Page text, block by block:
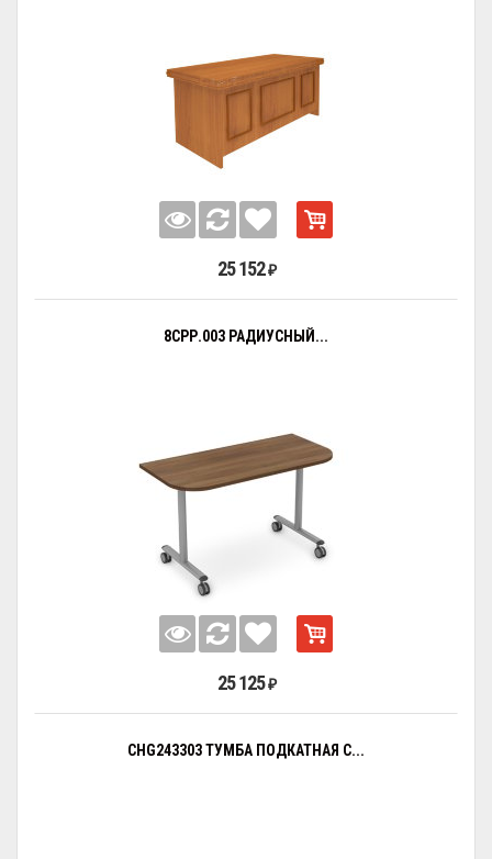
25 152 ₽
8СРР.003 РАДИУСНЫЙ...
25 125 ₽
CHG243303 ТУМБА ПОДКАТНАЯ С...